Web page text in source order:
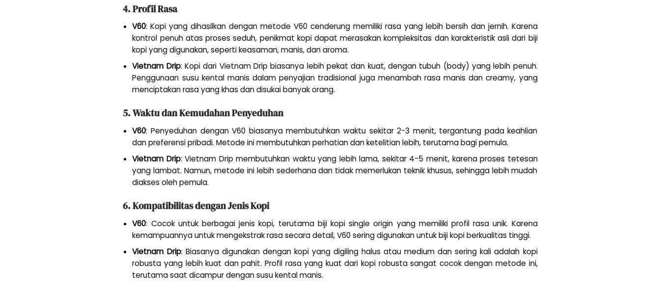
4. Profil Rasa
V60: Kopi yang dihasilkan dengan metode V60 cenderung memiliki rasa yang lebih bersih dan jernih. Karena
kontrol penuh atas proses seduh, penikmat kopi dapat merasakan kompleksitas dan karakteristik asli dari biji
kopi yang digunakan, seperti keasaman, manis, dan aroma.
Vietnam Drip: Kopi dari Vietnam Drip biasanya lebih pekat dan kuat, dengan tubuh (body) yang lebih penuh.
Penggunaan susu kental manis dalam penyajian tradisional juga menambah rasa manis dan creamy, yang
menciptakan rasa yang khas dan disukai banyak orang.
5. Waktu dan Kemudahan Penyeduhan
V60: Penyeduhan dengan V60 biasanya membutuhkan waktu sekitar 2-3 menit, tergantung pada keahlian
dan preferensi pribadi. Metode ini membutuhkan perhatian dan ketelitian lebih, terutama bagi pemula.
Vietnam Drip: Vietnam Drip membutuhkan waktu yang lebih lama, sekitar 4-5 menit, karena proses tetesan
yang lambat. Namun, metode ini lebih sederhana dan tidak memerlukan teknik khusus, sehingga lebih mudah
diakses oleh pemula.
6. Kompatibilitas dengan Jenis Kopi
V60: Cocok untuk berbagai jenis kopi, terutama biji kopi single origin yang memiliki profil rasa unik. Karena
kemampuannya untuk mengekstrak rasa secara detail, V60 sering digunakan untuk biji kopi berkualitas tinggi.
Vietnam Drip: Biasanya digunakan dengan kopi yang digiling halus atau medium dan sering kali adalah kopi
robusta yang lebih kuat dan pahit. Profil rasa yang kuat dari kopi robusta sangat cocok dengan metode ini,
terutama saat dicampur dengan susu kental manis.